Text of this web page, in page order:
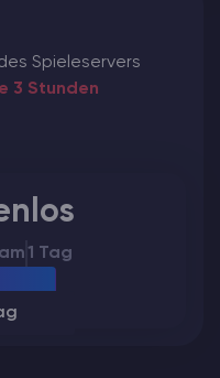
Spieleservers
3 Stunden
1 Tag